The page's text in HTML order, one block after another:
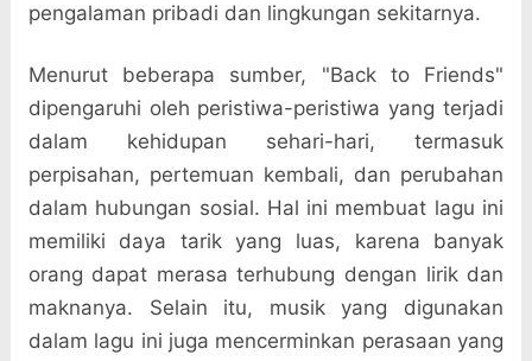
pengalaman pribadi dan lingkungan sekitarnya.
Menurut beberapa sumber, "Back to Friends"
dipengaruhi oleh peristiwa-peristiwa yang terjadi
dalam kehidupan sehari-hari, termasuk
perpisahan, pertemuan kembali, dan perubahan
dalam hubungan sosial. Hal ini membuat lagu ini
memiliki daya tarik yang luas, karena banyak
orang dapat merasa terhubung dengan lirik dan
maknanya. Selain itu, musik yang digunakan
dalam lagu ini juga mencerminkan perasaan yang